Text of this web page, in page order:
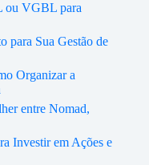
ou VGBL para
para Sua Gestão de
Organizar a
entre Nomad,
Investir em Ações e